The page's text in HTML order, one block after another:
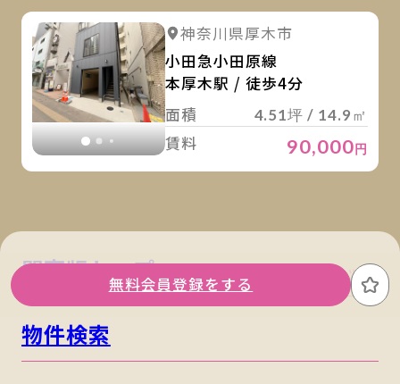
詳細を見る
神奈川県厚木市
小田急小田原線
本厚木駅 / 徒歩4分
面積
4.51坪 / 14.9㎡
賃料 90,000円
無料会員登録をする お
関東版トップ 関西版トップ
物件検索